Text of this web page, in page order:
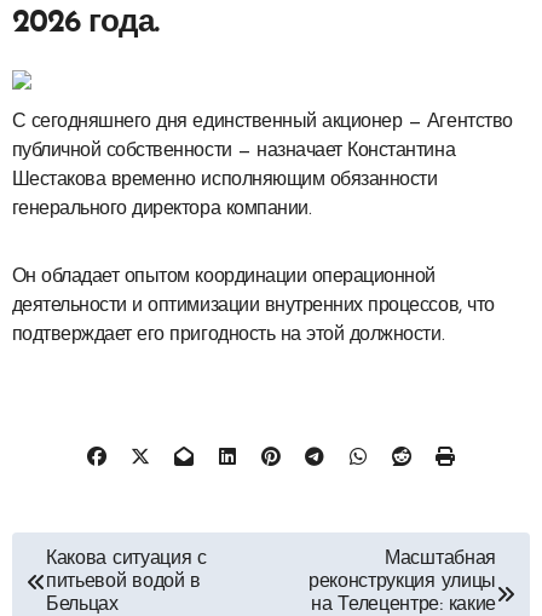
2026 года.
С сегодняшнего дня единственный акционер — Агентство
публичной собственности — назначает Константина
Шестакова временно исполняющим обязанности
генерального директора компании.
Он обладает опытом координации операционной
деятельности и оптимизации внутренних процессов, что
подтверждает его пригодность на этой должности.
Навигация
по
Какова ситуация с
питьевой водой в
Бельцах
Масштабная
реконструкция улицы
на Телецентре: какие